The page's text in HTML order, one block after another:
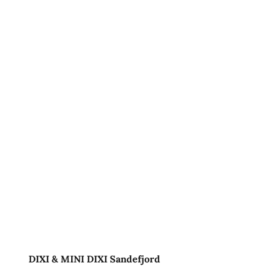
DIXI & MINI DIXI Sandefjord